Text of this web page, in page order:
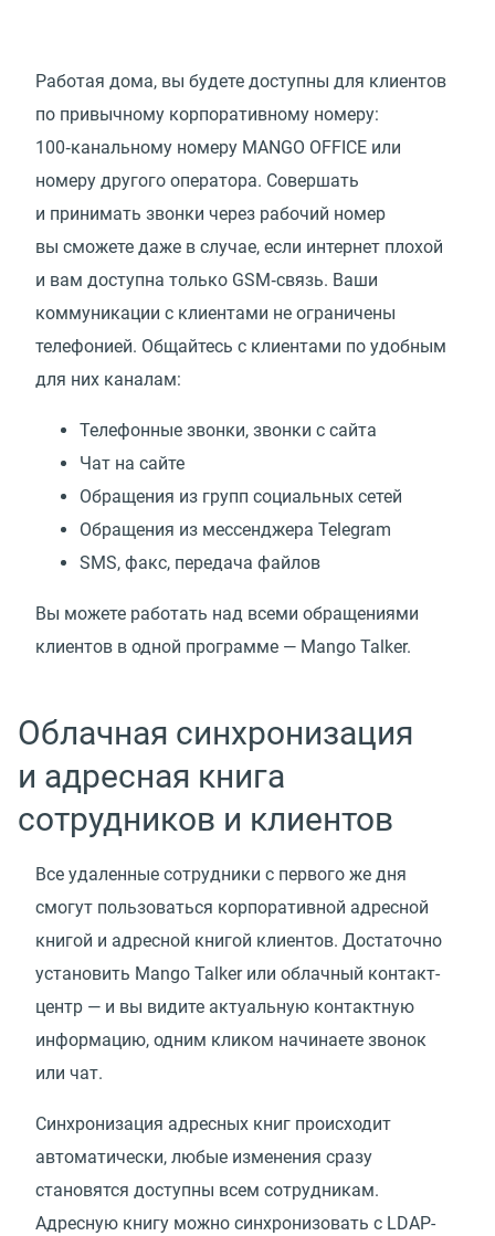
Работая дома, вы будете доступны для клиентов
по привычному корпоративному номеру:
100‑канальному номеру MANGO OFFICE или
номеру другого оператора. Совершать
и принимать звонки через рабочий номер
вы сможете даже в случае, если интернет плохой
и вам доступна только GSM‑связь. Ваши
коммуникации с клиентами не ограничены
телефонией. Общайтесь с клиентами по удобным
для них каналам:
Телефонные звонки, звонки с сайта
Чат на сайте
Обращения из групп социальных сетей
Обращения из мессенджера Telegram
SMS, факс, передача файлов
Вы можете работать над всеми обращениями
клиентов в одной программе — Mango Talker.
Облачная синхронизация
и адресная книга
сотрудников и клиентов
Все удаленные сотрудники с первого же дня
смогут пользоваться корпоративной адресной
книгой и адресной книгой клиентов. Достаточно
установить Mango Talker или облачный контакт-
центр — и вы видите актуальную контактную
информацию, одним кликом начинаете звонок
или чат.
Синхронизация адресных книг происходит
автоматически, любые изменения сразу
становятся доступны всем сотрудникам.
Адресную книгу можно синхронизовать с LDAP-